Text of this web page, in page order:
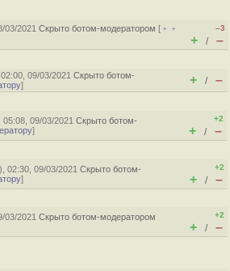
03/2021Скрыто ботом-модератором [ ﹢﹢
–3
+ / –
09/03/2021Скрыто ботом-
] + / –
05:08, 09/03/2021Скрыто ботом-
]
+2
+ / –
), 02:30, 09/03/2021Скрыто ботом-
]
+2
+ / –
03/2021Скрыто ботом-модератором
+2
+ / –